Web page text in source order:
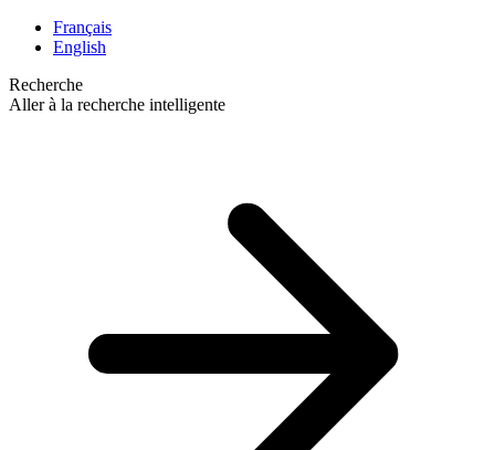
Français
English
Recherche
Aller à la recherche intelligente